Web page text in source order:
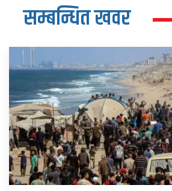
सम्बन्धित खवर